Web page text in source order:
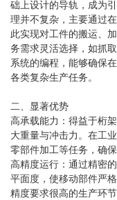
础上设计的导轨，成为
理并不复杂，主要通过
此实现对工件的搬运、
务需求灵活选择，如抓
系统的编程，能够确保
各类复杂生产任务。
二、显著优势
高承载能力：得益于桁
大重量与冲击力。在工
零部件加工等任务，确
高精度运行：通过精密
平面度，使移动部件严
精度要求很高的生产环